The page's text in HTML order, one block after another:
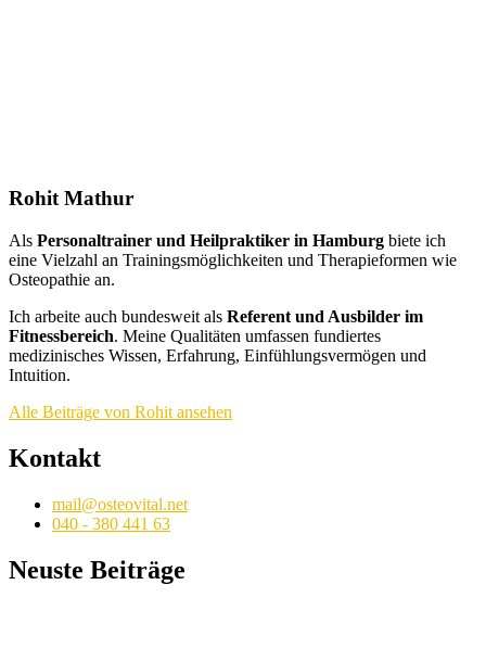
Rohit Mathur
Als Personaltrainer und Heilpraktiker in Hamburg biete ich
eine Vielzahl an Trainingsmöglichkeiten und Therapieformen wie
Osteopathie an.
Ich arbeite auch bundesweit als Referent und Ausbilder im
Fitnessbereich. Meine Qualitäten umfassen fundiertes
medizinisches Wissen, Erfahrung, Einfühlungsvermögen und
Intuition.
Alle Beiträge von Rohit ansehen
Kontakt
mail@osteovital.net
040 - 380 441 63
Neuste Beiträge